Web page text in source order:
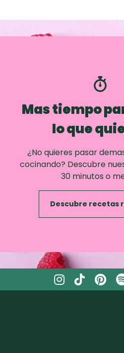
Mas tiempo
lo que
¿No quieres pasar
cocinando? Descubre
30 minutos o
Descubre recetas